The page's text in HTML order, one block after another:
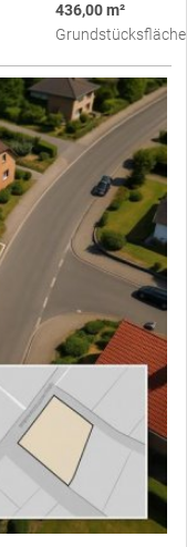
436,00 m²
Grundstücksfläche